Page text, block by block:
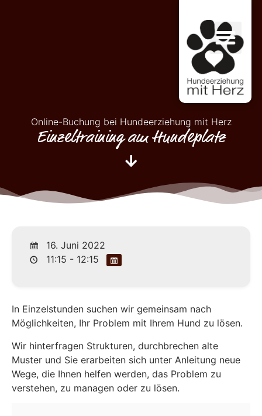
Online-Buchung bei Hundeerziehung mit Herz
Einzeltraining am Hundeplatz
16. Juni 2022
11:15 - 12:15
In Einzelstunden suchen wir gemeinsam nach
Möglichkeiten, Ihr Problem mit Ihrem Hund zu lösen.
Wir hinterfragen Strukturen, durchbrechen alte
Muster und Sie erarbeiten sich unter Anleitung neue
Wege, die Ihnen helfen werden, das Problem zu
verstehen, zu managen oder zu lösen.